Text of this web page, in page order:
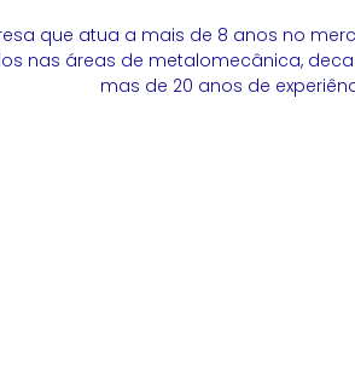
que atua a mais de 8 anos no
nas áreas de metalomecânica,
mas de 20 anos de